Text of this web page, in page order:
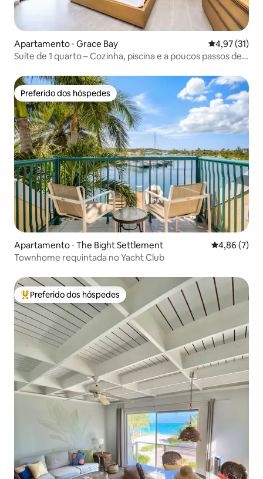
Apartamento ⋅ Grace Bay 4,97 de uma
4,97 (31)
Suíte de 1 quarto – Cozinha, piscina e a poucos passos de
Preferido dos hóspedes
Preferido dos hóspedes
Apartamento ⋅ The Bight Settlement 4,86 de uma
4,86 (7)
Townhome requintada no Yacht Club
Entre os melhores preferidos dos hóspedes
Preferido dos hóspedes